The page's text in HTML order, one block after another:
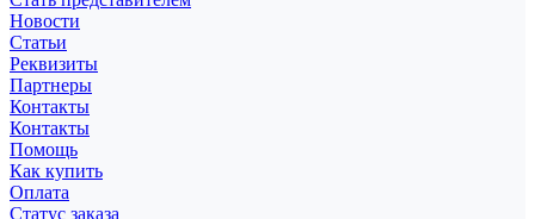
Новости
Статьи
Реквизиты
Партнеры
Контакты
Контакты
Помощь
Как купить
Оплата
Статус заказа